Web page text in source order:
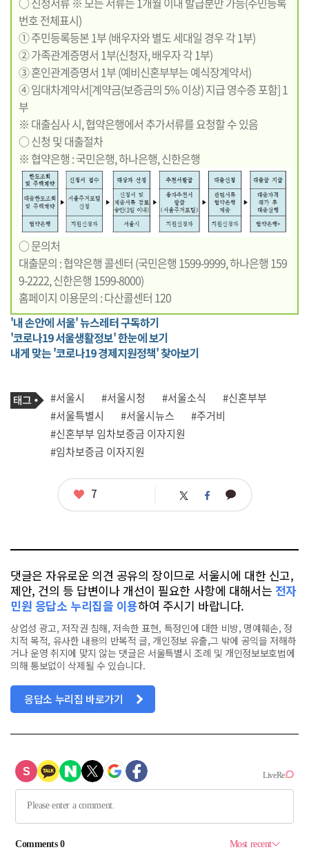
번호 전체표시)
① 주민등록등본 1부 (배우자와 별도 세대일 경우 각 1부)
② 가족관계증명서 1부(신청자, 배우자 각 1부)
③ 혼인관계증명서 1부 (예비신혼부부는 예식장계약서)
④ 임대차계약서[계약금(보증금의 5% 이상) 지급 영수증 포함] 1
부
※ 대출심사 시, 협약은행에서 추가서류를 요청할 수 있음
○ 신청 및 대출절차
※ 협약은행 : 국민은행, 하나은행, 신한은행
○ 문의처
대출문의 : 협약은행 콜센터 (국민은행 1599-9999, 하나은행 159
9-2222, 신한은행 1599-8000)
홈페이지 이용문의 : 다산콜센터 120
'내 손안에 서울' 뉴스레터 구독하기
'코로나19 서울생활정보' 한눈에 보기
내게 맞는 '코로나19 경제지원정책' 찾아보기
기
사
관
련
태
그
태
그
#서울시 #서울시청 #서울소식
#신혼부부
#서울특별시
#서울시뉴스
#주거비
#신혼부부 임차보증금 이자지원
#임차보증금 이자지원
좋
7 트 페 카
댓글은 자유로운 의견 공유의 장이므로 서울시에 대한 신고,
제안, 건의 등 답변이나 개선이 필요한 사항에 대해서는 전자
민원 응답소 누리집을 이용하여 주시기 바랍니다.
상업성 광고, 저작권 침해, 저속한 표현, 특정인에 대한 비방, 명예훼손, 정
치적 목적, 유사한 내용의 반복적 글, 개인정보 유출,그 밖에 공익을 저해하
거나 운영 취지에 맞지 않는 댓글은 서울특별시 조례 및 개인정보보호법에
의해 통보없이 삭제될 수 있습니다.
응답소 누리집 바로가기